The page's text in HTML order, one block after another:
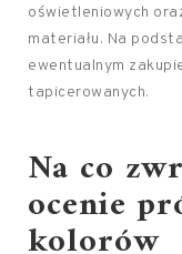
oświetleniowych
materiału. Na
ewentualnym
tapicerowanych.
Na co
ocenie